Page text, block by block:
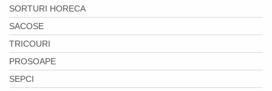
SORTURI HORECA
SACOSE
TRICOURI
PROSOAPE
SEPCI